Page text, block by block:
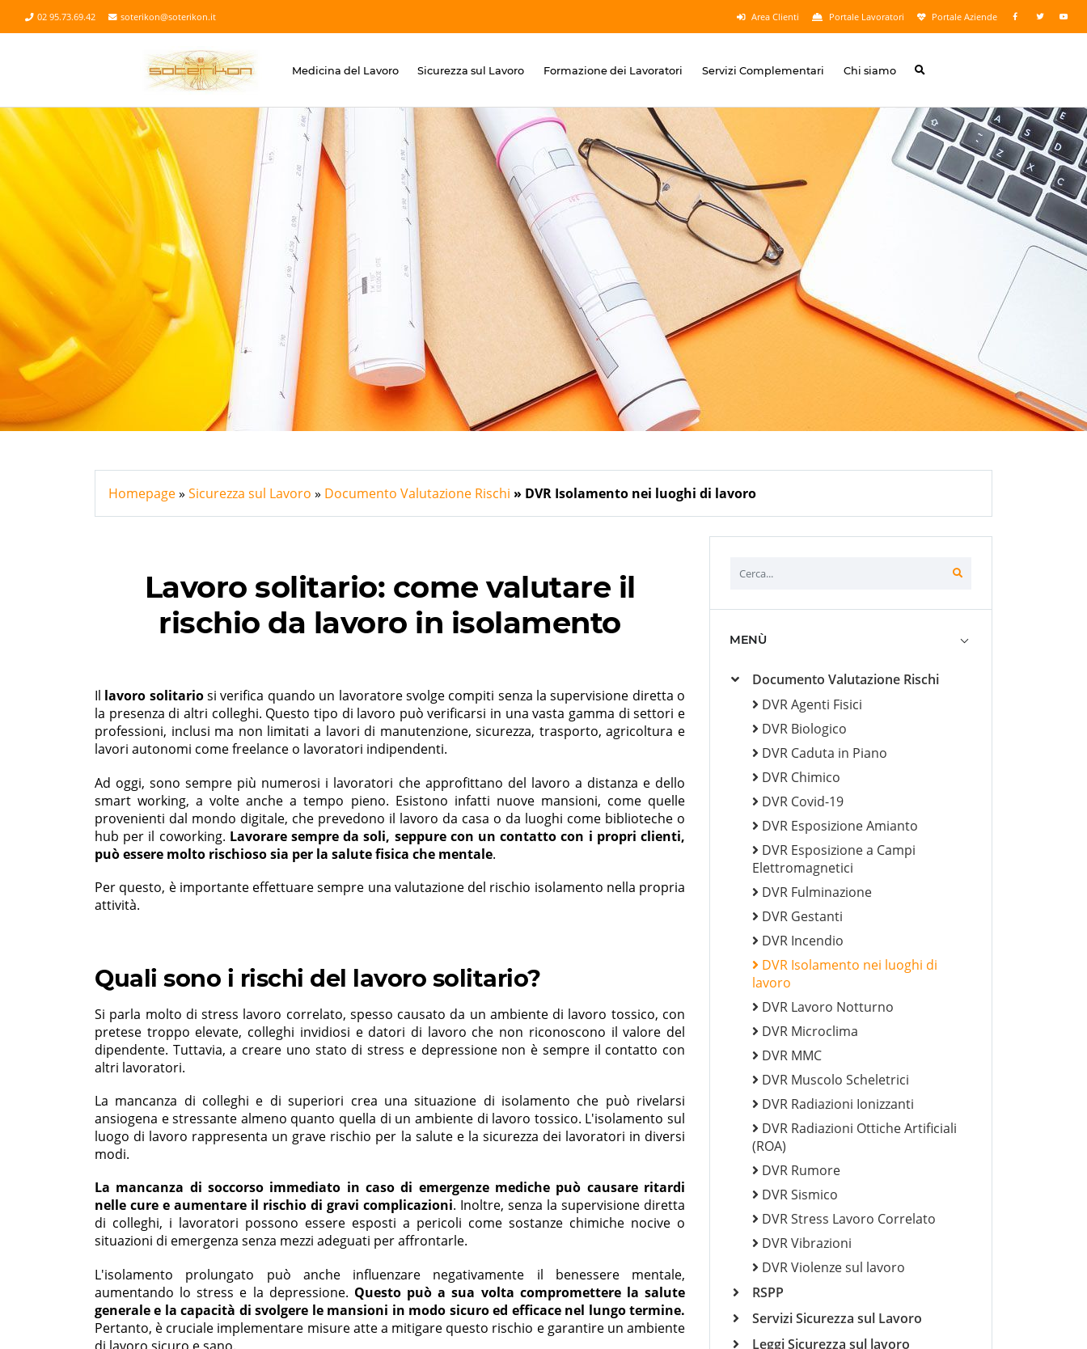
02 95.73.69.42 soterikon@soterikon.it Area Clienti Portale Lavoratori Portale Aziende
Medicina del Lavoro Sicurezza sul Lavoro Formazione dei Lavoratori Servizi Complementari Chi siamo
Homepage Sicurezza sul Lavoro Documento Valutazione Rischi DVR Isolamento nei luoghi di lavoro
Lavoro solitario: come valutare il
rischio da lavoro in isolamento
Il lavoro solitariosi verifica quando un lavoratore svolge compiti senza la supervisione diretta o
la presenza di altri colleghi. Questo tipo di lavoro può verificarsi in una vasta gamma di settori e
professioni, inclusi ma non limitati a lavori di manutenzione, sicurezza, trasporto, agricoltura e
lavori autonomi come freelance o lavoratori indipendenti.
Ad oggi, sono sempre più numerosi i lavoratori che approfittano del lavoro a distanza e dello
smart working, a volte anche a tempo pieno. Esistono infatti nuove mansioni, come quelle
provenienti dal mondo digitale, che prevedono il lavoro da casa o da luoghi come biblioteche o
hub per il coworking. Lavorare sempre da soli, seppure con un contatto con i propri clienti,
può essere molto rischioso sia per la salute fisica che mentale.
Per questo, è importante effettuare sempre una valutazione del rischio isolamento nella propria
attività.
Quali sono i rischi del lavoro solitario?
Si parla molto di stress lavoro correlato, spesso causato da un ambiente di lavoro tossico, con
pretese troppo elevate, colleghi invidiosi e datori di lavoro che non riconoscono il valore del
dipendente. Tuttavia, a creare uno stato di stress e depressione non è sempre il contatto con
altri lavoratori.
La mancanza di colleghi e di superiori crea una situazione di isolamento che può rivelarsi
ansiogena e stressante almeno quanto quella di un ambiente di lavoro tossico. L'isolamento sul
luogo di lavoro rappresenta un grave rischio per la salute e la sicurezza dei lavoratori in diversi
modi.
La mancanza di soccorso immediato in caso di emergenze mediche può causare ritardi
nelle cure e aumentare il rischio di gravi complicazioni. Inoltre, senza la supervisione diretta
di colleghi, i lavoratori possono essere esposti a pericoli come sostanze chimiche nocive o
situazioni di emergenza senza mezzi adeguati per affrontarle.
L'isolamento prolungato può anche influenzare negativamente il benessere mentale,
aumentando lo stress e la depressione. Questo può a sua volta compromettere la salute
generale e la capacità di svolgere le mansioni in modo sicuro ed efficace nel lungo termine.
Pertanto, è cruciale implementare misure atte a mitigare questo rischio e garantire un ambiente
di lavoro sicuro e sano.
MENÙ
Documento Valutazione Rischi
DVR Agenti Fisici
DVR Biologico
DVR Caduta in Piano
DVR Chimico
DVR Covid-19
DVR Esposizione Amianto
DVR Esposizione a Campi
Elettromagnetici
DVR Fulminazione
DVR Gestanti
DVR Incendio
DVR Isolamento nei luoghi di
lavoro
DVR Lavoro Notturno
DVR Microclima
DVR MMC
DVR Muscolo Scheletrici
DVR Radiazioni Ionizzanti
DVR Radiazioni Ottiche Artificiali
(ROA)
DVR Rumore
DVR Sismico
DVR Stress Lavoro Correlato
DVR Vibrazioni
DVR Violenze sul lavoro
RSPP
Servizi Sicurezza sul Lavoro
Leggi Sicurezza sul lavoro